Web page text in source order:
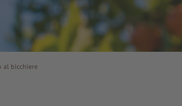
al bicchiere